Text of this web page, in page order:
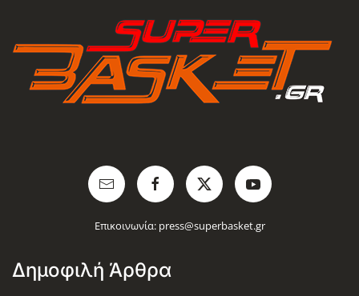
Επικοινωνία: press@superbasket.gr
Δημοφιλή Άρθρα